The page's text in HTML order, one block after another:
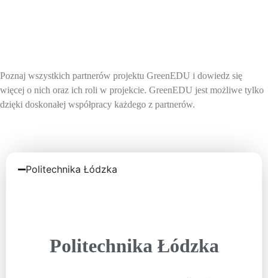
Poznaj wszystkich partnerów projektu GreenEDU i dowiedz się
więcej o nich oraz ich roli w projekcie. GreenEDU jest możliwe tylko
dzięki doskonałej współpracy każdego z partnerów.
Politechnika Łódzka
Politechnika Łódzka